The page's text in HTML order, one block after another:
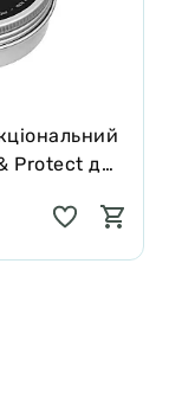
Protect для
та захищає